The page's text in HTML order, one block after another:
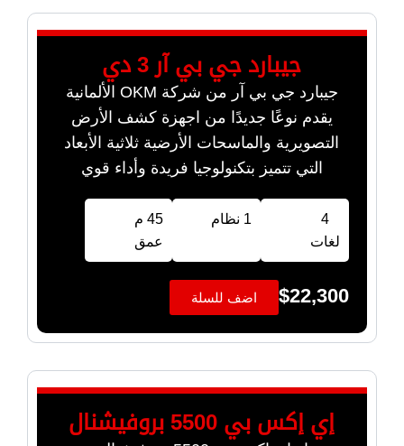
جيبارد جي بي آر 3 دي
جيبارد جي بي آر من شركة OKM الألمانية
يقدم نوعًا جديدًا من اجهزة كشف الأرض
التصويرية والماسحات الأرضية ثلاثية الأبعاد
التي تتميز بتكنولوجيا فريدة وأداء قوي
4
لغات
1 نظام
45 م
عمق
$22,300 اضف للسلة
إي إكس بي 5500 بروفيشنال